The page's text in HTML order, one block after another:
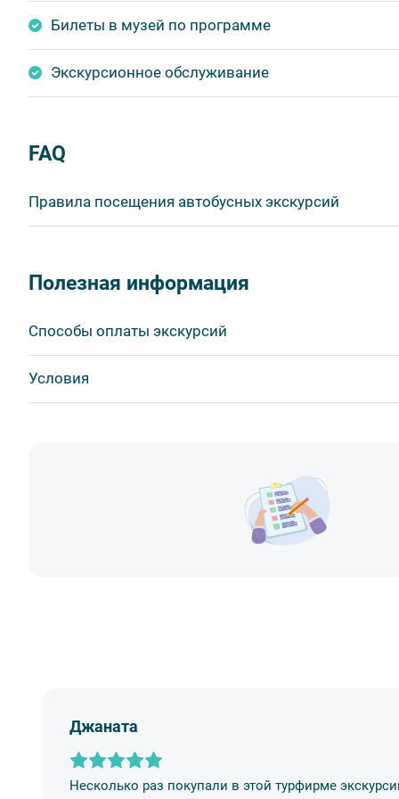
Билеты в музей по программе
Экскурсионное обслуживание
FAQ
Правила посещения автобусных экскурсий
быть изменено на более раннее или более позднее.
в ходе проведения экскурсий и туров. Поэтому,
соблюдение которых сделает ваш отдых приятным,
1. Во время проведения автобусных экскурсий в
- употреблять пищу и напитки за исключением
- провозить острые, колющие и режущие предметы,
сопровождающий. Пожалуйста, заранее объясните
6. В авторских автобусных экскурсиях
Полезная информация
Способы оплаты экскурсий
Условия
Джаната
Несколько раз покупали в этой турфирме